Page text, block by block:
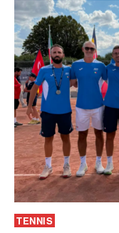
TENNIS